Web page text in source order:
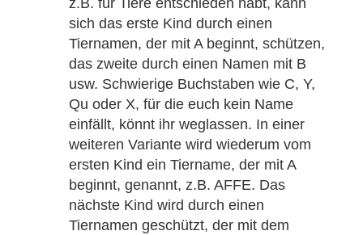
z.B. für Tiere entschieden habt, kann
sich das erste Kind durch einen
Tiernamen, der mit A beginnt, schützen,
das zweite durch einen Namen mit B
usw. Schwierige Buchstaben wie C, Y,
Qu oder X, für die euch kein Name
einfällt, könnt ihr weglassen. In einer
weiteren Variante wird wiederum vom
ersten Kind ein Tiername, der mit A
beginnt, genannt, z.B. AFFE. Das
nächste Kind wird durch einen
Tiernamen geschützt, der mit dem